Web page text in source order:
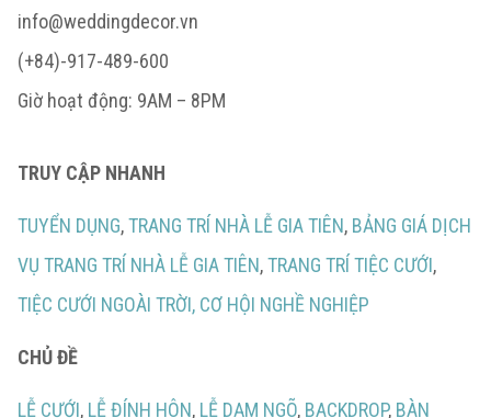
info@weddingdecor.vn
(+84)-917-489-600
Giờ hoạt động: 9AM – 8PM
TRUY CẬP NHANH
TUYỂN DỤNG,TRANG TRÍ NHÀ LỄ GIA TIÊN, BẢNG GIÁ DỊCH
VỤ TRANG TRÍ NHÀ LỄ GIA TIÊN,TRANG TRÍ TIỆC CƯỚI,
TIỆC CƯỚI NGOÀI TRỜI, CƠ HỘI NGHỀ NGHIỆP
CHỦ ĐỀ
LỄ CƯỚI, LỄ ĐÍNH HÔN, LỄ DẠM NGÕ, BACKDROP, BÀN